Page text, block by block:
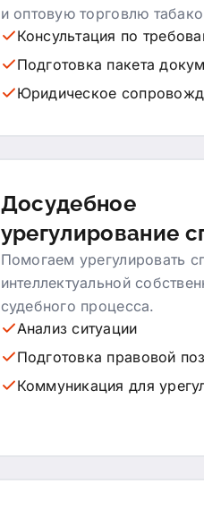
и оптовую торговлю
Консультация по
Подготовка пакета
Юридическое
Досудебное
урегулирование
Помогаем урегулировать
интеллектуальной
судебного процесса.
Анализ ситуации
Подготовка правовой
Коммуникация для